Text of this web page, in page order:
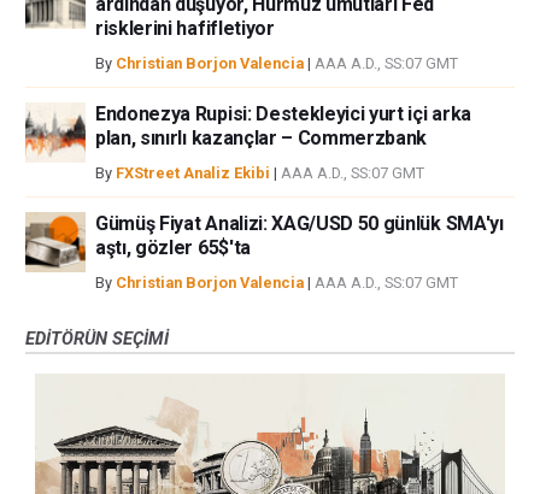
ardından düşüyor, Hürmüz umutları Fed
risklerini hafifletiyor
By Christian Borjon Valencia | AAA A.D., SS:07 GMT
Endonezya Rupisi: Destekleyici yurt içi arka
plan, sınırlı kazançlar – Commerzbank
By FXStreet Analiz Ekibi | AAA A.D., SS:07 GMT
Gümüş Fiyat Analizi: XAG/USD 50 günlük SMA'yı
aştı, gözler 65$'ta
By Christian Borjon Valencia | AAA A.D., SS:07 GMT
EDITÖRÜN SEÇIMI